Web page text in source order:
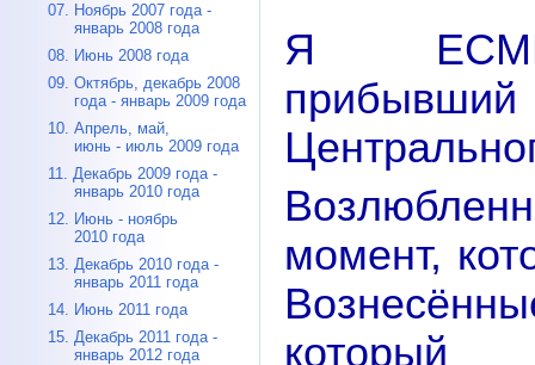
07. Ноябрь 2007 года -
январь 2008 года
08. Июнь 2008 года
09. Октябрь, декабрь 2008
года - январь 2009 года
10. Апрель, май,
июнь - июль 2009 года
11. Декабрь 2009 года -
январь 2010 года
12. Июнь - ноябрь
2010 года
13. Декабрь 2010 года -
январь 2011 года
14. Июнь 2011 года
15. Декабрь 2011 года -
январь 2012 года
Я
момент,